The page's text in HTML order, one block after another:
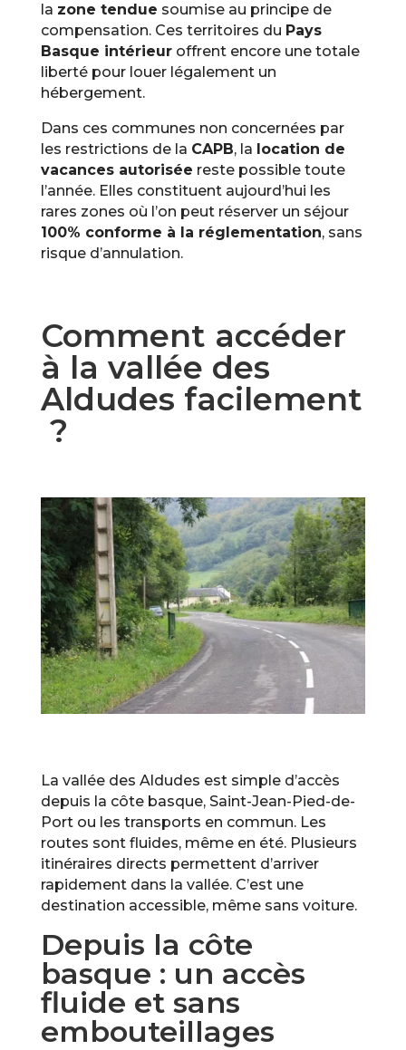
la zone tendue soumise au principe de
compensation. Ces territoires du Pays
Basque intérieuroffrent encore une totale
liberté pour louer légalement un
hébergement.
Dans ces communes non concernées par
les restrictions de la CAPB, la location de
vacances autorisée reste possible toute
l’année. Elles constituent aujourd’hui les
rares zones où l’on peut réserver un séjour
100% conforme à la réglementation, sans
risque d’annulation.
Comment accéder
à la vallée des
Aldudes facilement
?
La vallée des Aldudes est simple d’accès
depuis la côte basque, Saint-Jean-Pied-de-
Port ou les transports en commun. Les
routes sont fluides, même en été. Plusieurs
itinéraires directs permettent d’arriver
rapidement dans la vallée. C’est une
destination accessible, même sans voiture.
Depuis la côte
basque : un accès
fluide et sans
embouteillages